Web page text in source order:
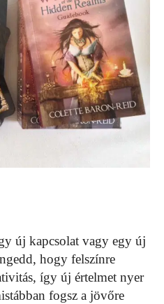
új kapcsolat vagy egy új
hogy felszínre
így új értelmet nyer
fogsz a jövőre